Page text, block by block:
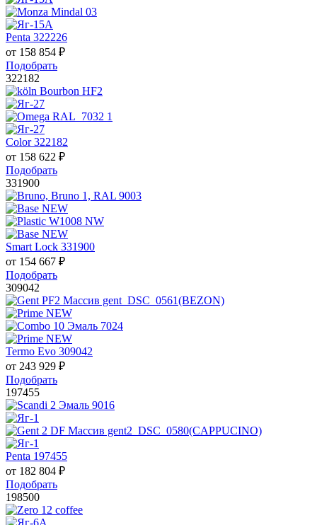
Penta 322226
от 158 854 ₽
Подобрать
322182
Color 322182
от 158 622 ₽
Подобрать
331900
Smart Lock 331900
от 154 667 ₽
Подобрать
309042
Termo Evo 309042
от 243 929 ₽
Подобрать
197455
Penta 197455
от 182 804 ₽
Подобрать
198500